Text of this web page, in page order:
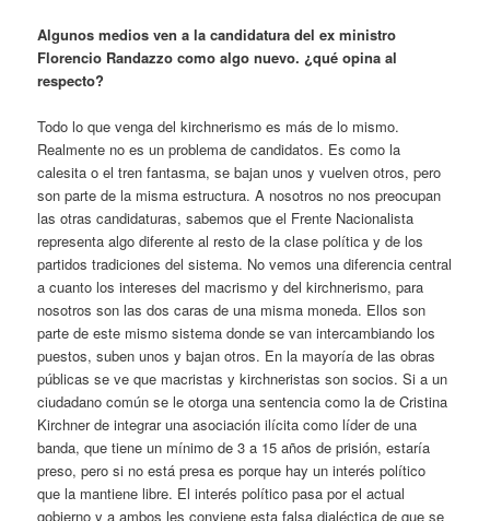
Algunos medios ven a la candidatura del ex ministro
Florencio Randazzo como algo nuevo. ¿qué opina al
respecto?
Todo lo que venga del kirchnerismo es más de lo mismo.
Realmente no es un problema de candidatos. Es como la
calesita o el tren fantasma, se bajan unos y vuelven otros, pero
son parte de la misma estructura. A nosotros no nos preocupan
las otras candidaturas, sabemos que el Frente Nacionalista
representa algo diferente al resto de la clase política y de los
partidos tradiciones del sistema. No vemos una diferencia central
a cuanto los intereses del macrismo y del kirchnerismo, para
nosotros son las dos caras de una misma moneda. Ellos son
parte de este mismo sistema donde se van intercambiando los
puestos, suben unos y bajan otros. En la mayoría de las obras
públicas se ve que macristas y kirchneristas son socios. Si a un
ciudadano común se le otorga una sentencia como la de Cristina
Kirchner de integrar una asociación ilícita como líder de una
banda, que tiene un mínimo de 3 a 15 años de prisión, estaría
preso, pero si no está presa es porque hay un interés político
que la mantiene libre. El interés político pasa por el actual
gobierno y a ambos les conviene esta falsa dialéctica de que se